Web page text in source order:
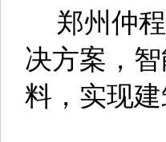
郑州仲程
决方案，
料，实现